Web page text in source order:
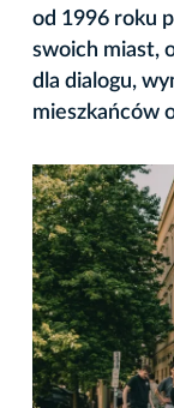
od 1996 roku
swoich miast,
dla dialogu,
mieszkańców